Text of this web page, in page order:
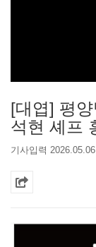
[대엽] 평
석현 셰프
기사입력